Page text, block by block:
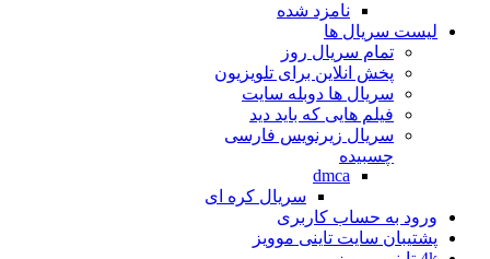
نامزد شده
لیست سریال ها
تمام سریال روز
پخش انلاین برای تلویزیون
سریال ها دوبله سایت
فیلم هایی که باید دید
سریال زیرنویس فارسی
چسبیده
dmca
سریال کره ای
ورود به حساب کاربری
پشتیبان سایت تاینی موویز